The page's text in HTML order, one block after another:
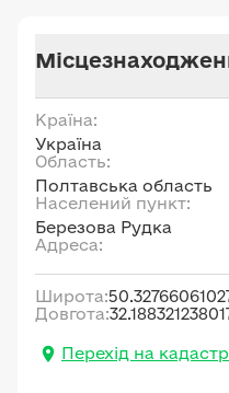
Країна:
Україна
Область:
Полтавська область
Населений пункт:
Березова Рудка
Адреса:
Широта:
Довгота:
Перехід на